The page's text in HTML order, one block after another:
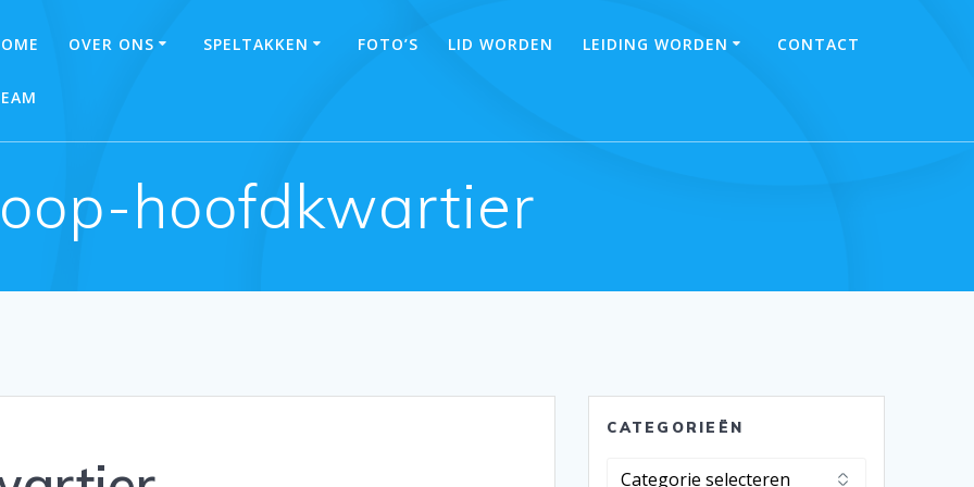
OVER ONS SPELTAKKEN FOTO’S LID WORDEN LEIDING WORDEN CONTACT
hoofdkwartier
CATEGORIEËN
Categorieën